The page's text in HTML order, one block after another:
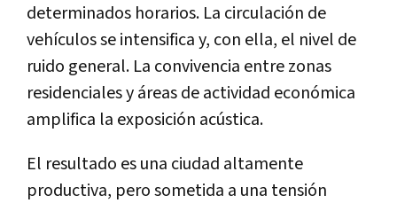
determinados horarios. La circulación de
vehículos se intensifica y, con ella, el nivel de
ruido general. La convivencia entre zonas
residenciales y áreas de actividad económica
amplifica la exposición acústica.
El resultado es una ciudad altamente
productiva, pero sometida a una tensión